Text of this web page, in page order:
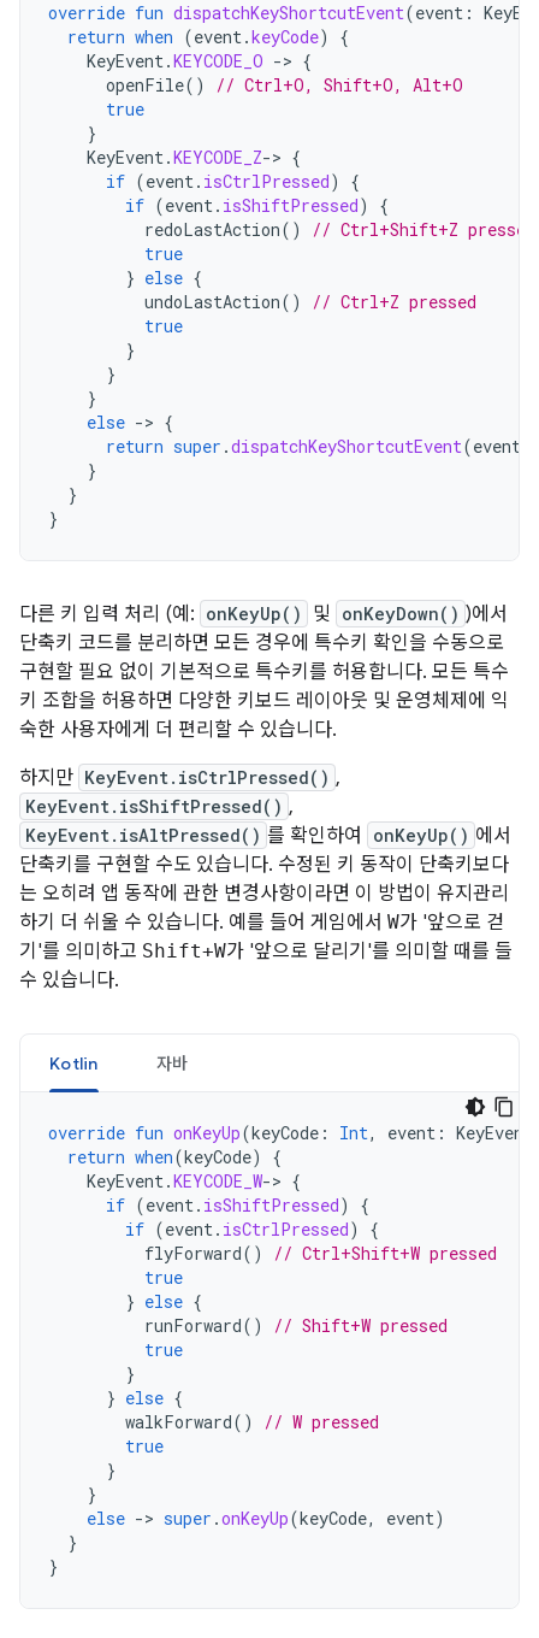
override fun dispatchKeyShortcutEvent(event :
return when (event.keyCode)
{
KeyEvent.KEYCODE_O -> {
openFile()
// Ctrl+O, Shift+O, Alt+O
true
}
KeyEvent.KEYCODE_Z-> {
if (event. isCtrlPressed)
{
if (event. isShiftPressed)
{
redoLastAction()
// Ctrl+Shift+Z pressed
true
} else {
undoLastAction()
// Ctrl+Z pressed
true
}
}
}
else -> {
return super .dispatchKeyShortcutEvent(event
}
}
}
다른 키 입력 처리 (예: onKeyUp() 및 onKeyDown() )에서
단축키 코드를 분리하면 모든 경우에 특수키 확인을 수동으로
구현할 필요 없이 기본적으로 특수키를 허용합니다. 모든 특수
키 조합을 허용하면 다양한 키보드 레이아웃 및 운영체제에 익
숙한 사용자에게 더 편리할 수 있습니다.
하지만 KeyEvent.isCtrlPressed() ,
KeyEvent.isShiftPressed() ,
KeyEvent.isAltPressed() 를 확인하여 onKeyUp() 에서
단축키를 구현할 수도 있습니다. 수정된 키 동작이 단축키보다
는 오히려 앱 동작에 관한 변경사항이라면 이 방법이 유지관리
하기 더 쉬울 수 있습니다. 예를 들어 게임에서 W가 '앞으로 걷
기'를 의미하고 Shift+W가 '앞으로 달리기'를 의미할 때를 들
수 있습니다.
Kotlin 자바
override fun onKeyUp(keyCode : Int, event : KeyEvent
return when(keyCode)
{
KeyEvent.KEYCODE_W-> {
if (event. isShiftPressed)
{
if (event. isCtrlPressed)
{
flyForward()
// Ctrl+Shift+W pressed
true
} else {
runForward()
// Shift+W pressed
true
}
} else {
walkForward()
// W pressed
true
}
}
else -> super .onKeyUp(keyCode, event)
}
}